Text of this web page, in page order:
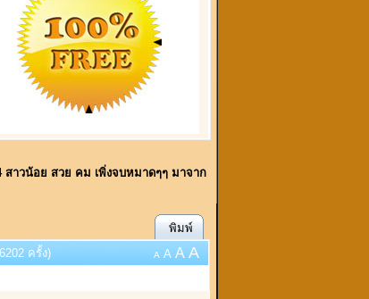
สาวน้อย สวย คม เพิ่งจบหมาดๆๆ มาจาก
พิมพ์
ครั้ง) A A A A